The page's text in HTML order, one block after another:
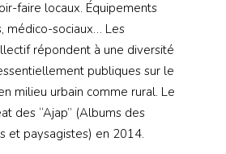
faire locaux. Équipements
médico-sociaux… Les
répondent à une diversité
publiques sur le
milieu urbain comme rural. Le
des “Ajap” (Albums des
et paysagistes) en 2014.